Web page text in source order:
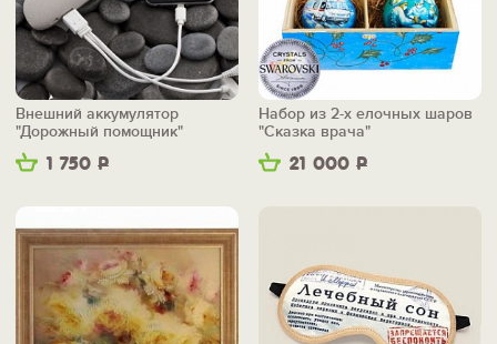
1 750 Р
Внешний аккумулятор
"Дорожный помощник"
21 000 Р
Набор из 2-х елочных шаров
"Сказка врача"